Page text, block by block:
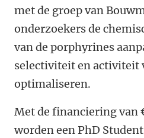
met de groep van
onderzoekers de
van de porphyrines
selectiviteit en activiteit
optimaliseren.
Met de financiering
worden een PhD